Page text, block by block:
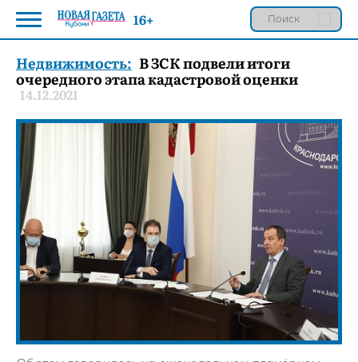
Недвижимость: В ЗСК подвели итоги
очередного этапа кадастровой оценки
14.12.2021
16+